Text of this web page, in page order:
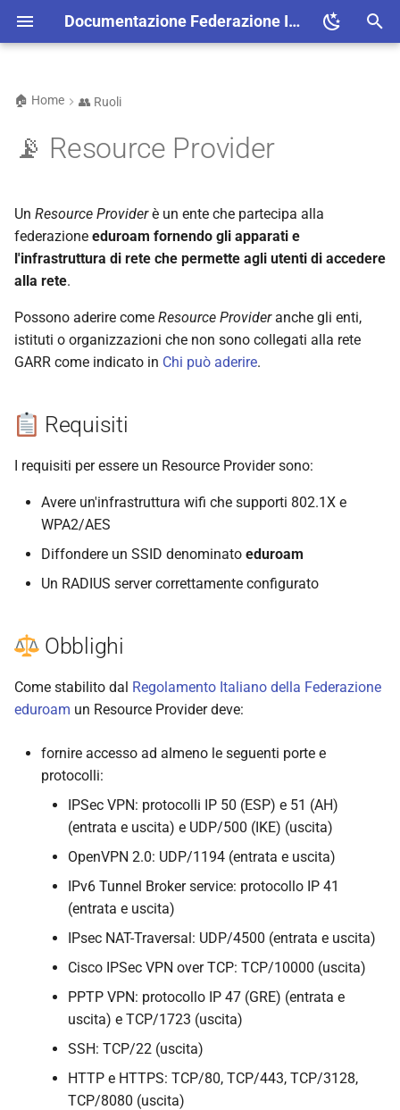
Documentazione Federazione Italiana eduroam
a
l
i
z
z
c
🔍 Discovery
✅ Verifiche
🌐 Web
⚠️ Caratteri speciali
password
🏠 Home 👥 Ruoli
📡 Resource Provider
Un Resource Providerè un ente che partecipa alla
federazione eduroam fornendo gli apparati e
l'infrastruttura di rete che permette agli utenti di accedere
alla rete.
Possono aderire come Resource Provideranche gli enti,
istituti o organizzazioni che non sono collegati alla rete
GARR come indicato in Chi può aderire.
Requisiti
I requisiti per essere un Resource Provider sono:
Avere un'infrastruttura wifi che supporti 802.1X e
WPA2/AES
Diffondere un SSID denominato eduroam
Un RADIUS server correttamente configurato
Obblighi
Come stabilito dal Regolamento Italiano della Federazione
eduroam un Resource Provider deve:
fornire accesso ad almeno le seguenti porte e
protocolli:
IPSec VPN: protocolli IP 50 (ESP) e 51 (AH)
(entrata e uscita) e UDP/500 (IKE) (uscita)
OpenVPN 2.0: UDP/1194 (entrata e uscita)
IPv6 Tunnel Broker service: protocollo IP 41
(entrata e uscita)
IPsec NAT-Traversal: UDP/4500 (entrata e uscita)
Cisco IPSec VPN over TCP: TCP/10000 (uscita)
PPTP VPN: protocollo IP 47 (GRE) (entrata e
uscita) e TCP/1723 (uscita)
SSH: TCP/22 (uscita)
HTTP e HTTPS: TCP/80, TCP/443, TCP/3128,
TCP/8080 (uscita)